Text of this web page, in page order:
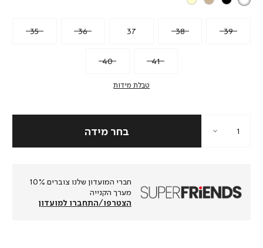
35 36 37 38 39
40 41
טבלת מידות
חברי המועדון שלנו צוברים 10%
מערך הקנייה
הצטרפו/התחברו למועדון